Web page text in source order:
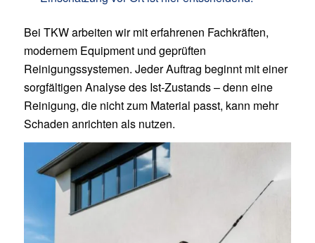
Bei TKW arbeiten wir mit erfahrenen Fachkräften,
modernem Equipment und geprüften
Reinigungssystemen. Jeder Auftrag beginnt mit einer
sorgfältigen Analyse des Ist-Zustands – denn eine
Reinigung, die nicht zum Material passt, kann mehr
Schaden anrichten als nutzen.